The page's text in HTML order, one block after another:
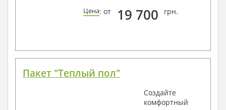
Цена: от 19 700 грн.
Пакет "Теплый пол"
Создайте
комфортный